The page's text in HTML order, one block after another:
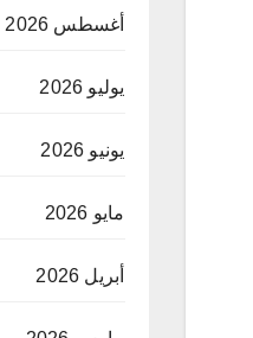
أغسطس 2026
يوليو 2026
يونيو 2026
مايو 2026
أبريل 2026